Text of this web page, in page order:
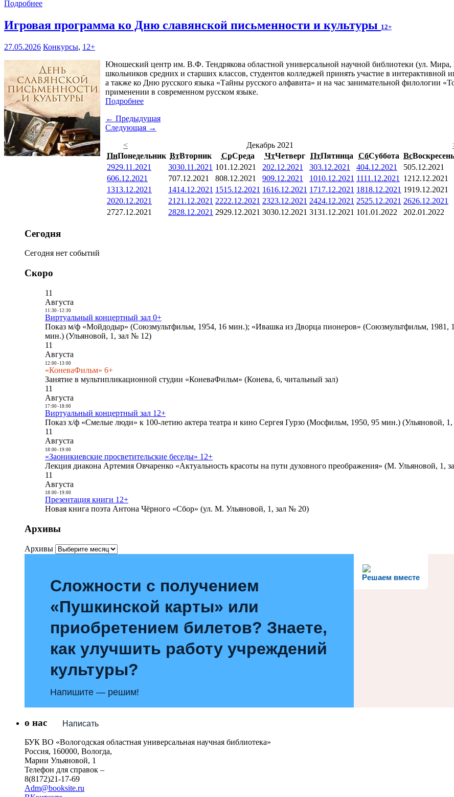
Подробнее
Игровая программа ко Дню славянской письменности и культуры 12+
27.05.2026 Конкурсы, 12+
Юношеский центр им. В.Ф. Тендрякова областной универсальной научной библиотеки (ул.
школьников средних и старших классов, студентов колледжей принять участие в
а также ко Дню русского языка «Тайны русского алфавита» и на час занимательной филологии
применении в современном русском языке.
Подробнее
← Предыдущая
Следующая →
<
Декабрь 2021
ПнПонедельник ВтВторник СрСреда ЧтЧетверг ПтПятница СбСуббота Вс
2929.11.2021 3030.11.2021 101.12.2021 202.12.2021 303.12.2021 404.12.2021 505.12.2021
606.12.2021 707.12.2021 808.12.2021 909.12.2021 1010.12.2021 1111.12.2021 1212.12.2021
1313.12.2021 1414.12.2021 1515.12.2021 1616.12.2021 1717.12.2021 1818.12.2021 1919.12.2021
2020.12.2021 21 21.12.2021 2222.12.2021 2323.12.2021 2424.12.2021 2525.12.2021 2626.12.2021
2727.12.2021 2828.12.2021 2929.12.2021 3030.12.2021 3131.12.2021 101.01.2022 202.01.2022
Сегодня
Сегодня нет событий
Скоро
11
Августа
11:30- 12:30
Виртуальный концертный зал 0+
Показ м/ф «Мойдодыр» (Союзмультфильм, 1954, 16 мин.); «Ивашка из Дворца пионеров» (Союзмультфильм, 1981,
мин.) (Ульяновой, 1, зал № 12)
11
Августа
12:00- 13:00
«КоневаФильм» 6+
Занятие в мультипликационной студии «КоневаФильм» (Конева, 6, читальный зал)
11
Августа
17:00- 18:00
Виртуальный концертный зал 12+
Показ х/ф «Смелые люди» к 100-летию актера театра и кино Сергея Гурзо (Мосфильм, 1950, 95 мин.) (Ульяновой,
11
Августа
18:00- 19:00
«Заоникиевские просветительские беседы» 12+
Лекция диакона Артемия Овчаренко «Актуальность красоты на пути духовного преображения» (М. Ульяновой, 1,
11
Августа
18:00- 19:00
Презентация книги 12+
Новая книга поэта Антона Чёрного «Сбор» (ул. М. Ульяновой, 1, зал № 20)
Архивы
Архивы
Решаем вместе
Сложности с получением
«Пушкинской карты» или
приобретением билетов? Знаете,
как улучшить работу учреждений
культуры?
Напишите — решим!
Написать
о нас
БУК ВО «Вологодская областная универсальная научная библиотека»
Россия, 160000, Вологда,
Марии Ульяновой, 1
Телефон для справок –
8(8172)21-17-69
Adm@booksite.ru